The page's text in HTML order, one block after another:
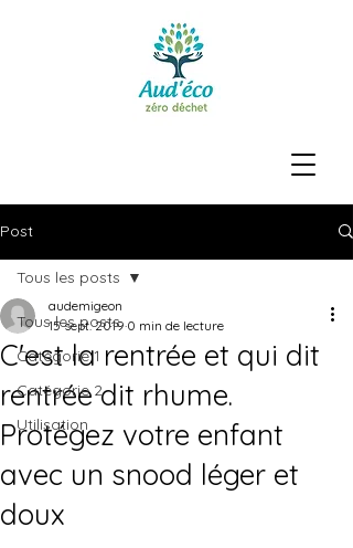
Post
Tous les posts
Catégorie 1
Catégorie 2
Utilisation
Tous les posts
C'est la rentrée et qui dit
rentrée dit rhume.
Protégez votre enfant
avec un snood léger et
doux
audemigeon
15 sept. 2019 0 min de lecture